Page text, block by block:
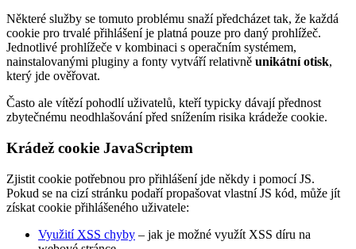
Některé služby se tomuto problému snaží předcházet tak, že každá
cookie pro trvalé přihlášení je platná pouze pro daný prohlížeč.
Jednotlivé prohlížeče v kombinaci s operačním systémem,
nainstalovanými pluginy a fonty vytváří relativně unikátní otisk,
který jde ověřovat.
Často ale vítězí pohodlí uživatelů, kteří typicky dávají přednost
zbytečnému neodhlašování před snížením risika krádeže cookie.
Krádež cookie JavaScriptem
Zjistit cookie potřebnou pro přihlášení jde někdy i pomocí JS.
Pokud se na cizí stránku podaří propašovat vlastní JS kód, může jít
získat cookie přihlášeného uživatele:
Využití XSS chyby – jak je možné využít XSS díru na